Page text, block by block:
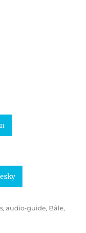
,audio-guide, Bâle,